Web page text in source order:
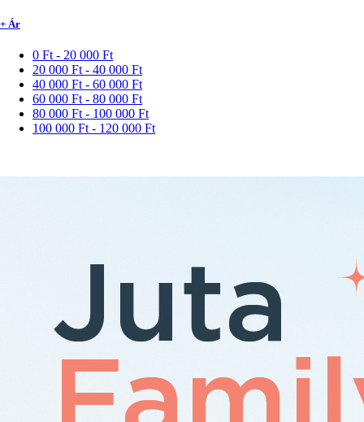
+ Ár
0 Ft - 20 000 Ft
20 000 Ft - 40 000 Ft
40 000 Ft - 60 000 Ft
60 000 Ft - 80 000 Ft
80 000 Ft - 100 000 Ft
100 000 Ft - 120 000 Ft